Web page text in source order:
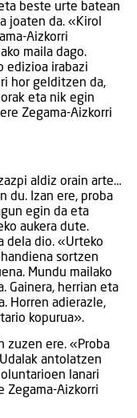
beste urte batean
joaten da. «Kirol
Aizkorri
maila dago.
edizioa irabazi
hor gelditzen da,
eta nik egin
Zegama-Aizkorri
aldiz orain arte…
du. Izan ere, proba
egin da eta
aukera dute.
dela dio. «Urteko
sortzen
Mundu mailako
Gainera, herrian eta
Horren adierazle,
kopurua».
zuzen ere. «Proba
antolatzen
lanari
Zegama-Aizkorri